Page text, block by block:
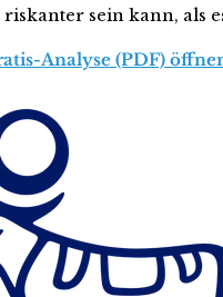
sein kann, als
Analyse (PDF)